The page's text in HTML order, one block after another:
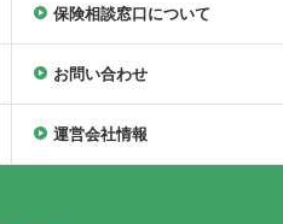
保険相談窓口について
お問い合わせ
運営会社情報